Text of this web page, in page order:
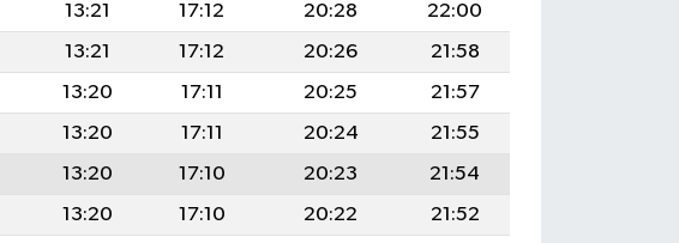
13:21 17:12 20:28
22:00
13:21 17:12 20:26
21:58
13:20 17:11 20:25
21:57
13:20 17:11 20:24
21:55
13:20 17:10 20:23
21:54
13:20 17:10 20:22
21:52